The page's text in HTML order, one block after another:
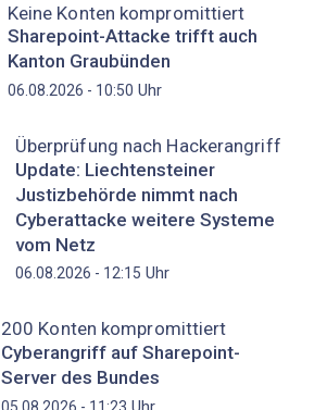
Keine Konten kompromittiert
Sharepoint-Attacke trifft auch
Kanton Graubünden
06.08.2026 - 10:50 Uhr
Überprüfung nach Hackerangriff
Update: Liechtensteiner
Justizbehörde nimmt nach
Cyberattacke weitere Systeme
vom Netz
06.08.2026 - 12:15 Uhr
200 Konten kompromittiert
Cyberangriff auf Sharepoint-
Server des Bundes
05.08.2026 - 11:23